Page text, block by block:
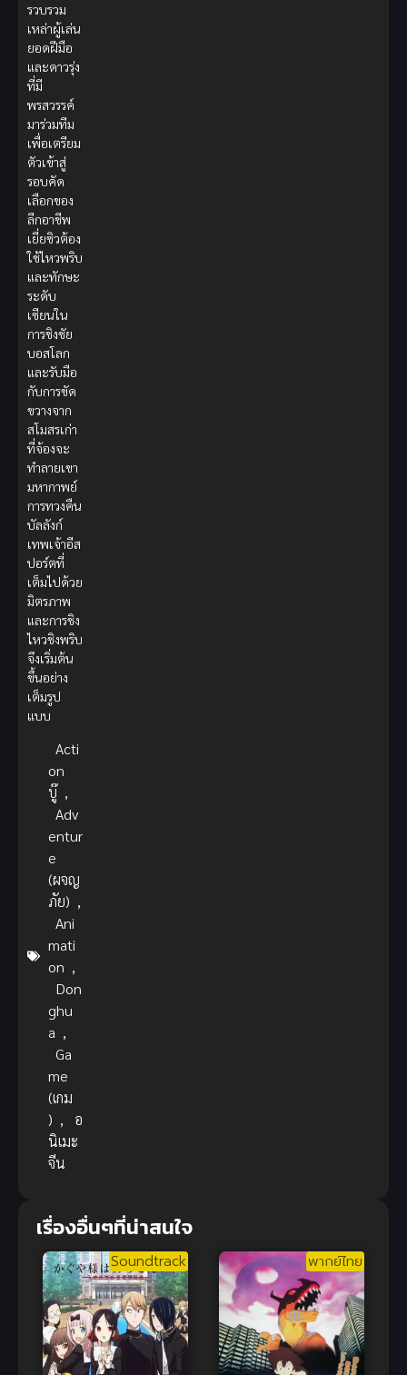
รวบรวม
เหล่าผู้เล่น
ยอดฝีมือ
และดาวรุ่ง
ที่มี
พรสวรรค์
มาร่วมทีม
เพื่อเตรียม
ตัวเข้าสู่
รอบคัด
เลือกของ
ลีกอาชีพ
เยี่ยซิวต้อง
ใช้ไหวพริบ
และทักษะ
ระดับ
เซียนใน
การชิงชัย
บอสโลก
และรับมือ
กับการขัด
ขวางจาก
สโมสรเก่า
ที่จ้องจะ
ทำลายเขา
มหากาพย์
การทวงคืน
บัลลังก์
เทพเจ้าอีส
ปอร์ตที่
เต็มไปด้วย
มิตรภาพ
และการชิง
ไหวชิงพริบ
จึงเริ่มต้น
ขึ้นอย่าง
เต็มรูป
แบบ
Acti
on
บู๊ ,
Adv
entur
e
(ผจญ
ภัย) ,
Ani
mati
on ,
Don
ghu
a ,
Ga
me
(เกม
) ,
อ
นิเมะ
จีน
เรื่องอื่นๆที่น่าสนใจ
Soundtrack พากย์ไทย